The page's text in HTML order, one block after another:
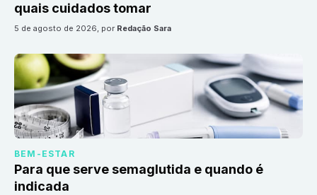
quais cuidados tomar
5 de agosto de 2026, por Redação Sara
BEM-ESTAR
Para que serve semaglutida e quando é
indicada